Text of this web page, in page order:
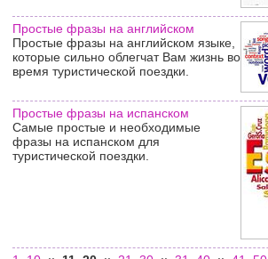
Простые фразы на английском
Простые фразы на английском языке,
которые сильно облегчат Вам жизнь во
время туристической поездки.
Простые фразы на испанском
Самые простые и необходимые
фразы на испанском для
туристической поездки.